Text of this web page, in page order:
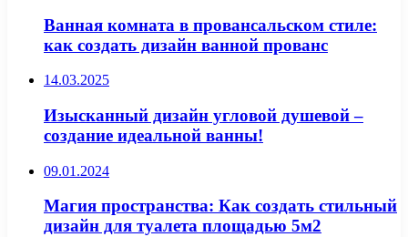
Ванная комната в провансальском стиле:
как создать дизайн ванной прованс
14.03.2025
Изысканный дизайн угловой душевой –
создание идеальной ванны!
09.01.2024
Магия пространства: Как создать стильный
дизайн для туалета площадью 5м2